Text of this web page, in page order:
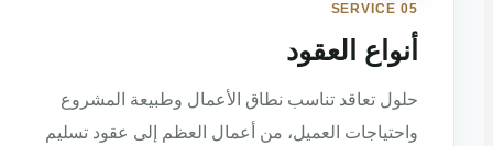
SERVICE 05
أنواع العقود
حلول تعاقد تناسب نطاق الأعمال وطبيعة المشروع
واحتياجات العميل، من أعمال العظم إلى عقود تسليم